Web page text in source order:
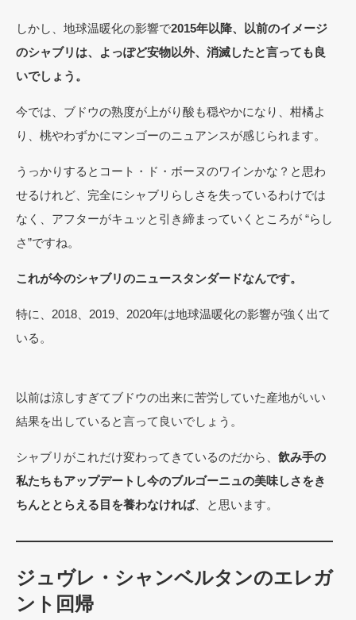
しかし、地球温暖化の影響で2015年以降、以前のイメージ
のシャブリは、よっぽど安物以外、消滅したと言っても良
いでしょう。
今では、ブドウの熟度が上がり酸も穏やかになり、柑橘よ
り、桃やわずかにマンゴーのニュアンスが感じられます。
うっかりするとコート・ド・ボーヌのワインかな？と思わ
せるけれど、完全にシャブリらしさを失っているわけでは
なく、アフターがキュッと引き締まっていくところが “らし
さ”ですね。
これが今のシャブリのニュースタンダードなんです。
特に、2018、2019、2020年は地球温暖化の影響が強く出て
いる。
以前は涼しすぎてブドウの出来に苦労していた産地がいい
結果を出していると言って良いでしょう。
シャブリがこれだけ変わってきているのだから、 飲み手の
私たちもアップデートし今のブルゴーニュの美味しさをき
ちんととらえる目を養わなければ、と思います。
ジュヴレ・シャンベルタンのエレガ
ント回帰